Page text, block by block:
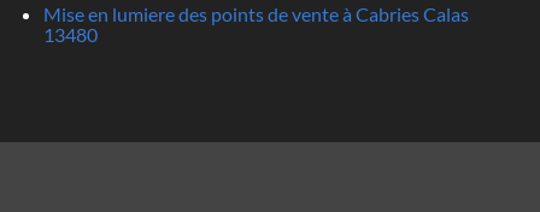
Mise en lumiere des points de vente à Cabries Calas
13480